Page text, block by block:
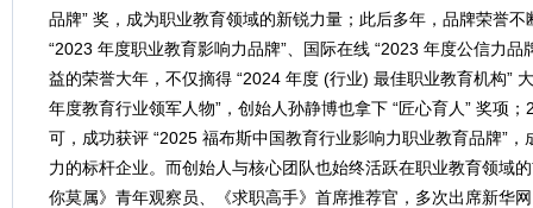
品牌” 奖，成为职业教育领域的新锐力量；此后多年，品牌荣誉
“2023 年度职业教育影响力品牌”、国际在线 “2023 年度公信力品
益的荣誉大年，不仅摘得 “2024 年度 (行业) 最佳职业教育机构”
年度教育行业领军人物”，创始人孙静博也拿下 “匠心育人” 奖项
可，成功获评 “2025 福布斯中国教育行业影响力职业教育品牌”
力的标杆企业。而创始人与核心团队也始终活跃在职业教育领域
你莫属》青年观察员、《求职高手》首席推荐官，多次出席新华